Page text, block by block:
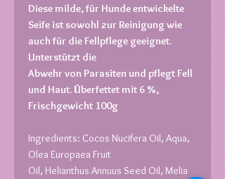
Diese milde, für Hunde entwickelte
Seife ist sowohl zur Reinigung wie
auch für die Fellpflege geeignet.
Unterstützt die
Abwehr von Parasiten und pflegt Fell
und Haut. Überfettet mit 6 %,
Frischgewicht 100g
Ingredients: Cocos Nucifera Oil, Aqua,
Olea Europaea Fruit
Oil, Helianthus Annuus Seed Oil, Melia